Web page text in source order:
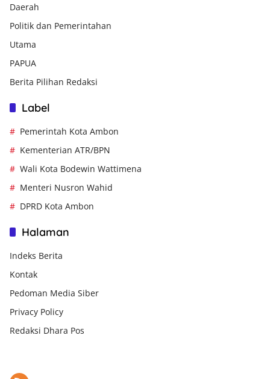
Daerah
Politik dan Pemerintahan
Utama
PAPUA
Berita Pilihan Redaksi
Label
Pemerintah Kota Ambon
Kementerian ATR/BPN
Wali Kota Bodewin Wattimena
Menteri Nusron Wahid
DPRD Kota Ambon
Halaman
Indeks Berita
Kontak
Pedoman Media Siber
Privacy Policy
Redaksi Dhara Pos